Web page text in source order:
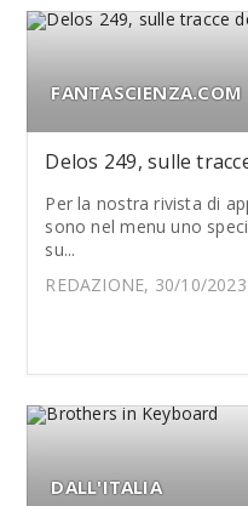
FANTASCIENZA.COM
Delos 249, sulle
Per la nostra rivista di
sono nel menu uno
su...
REDAZIONE, 30/10/2023
DALL'ITALIA